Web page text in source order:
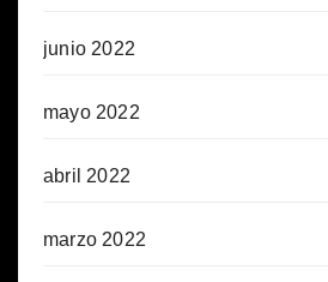
junio 2022
mayo 2022
abril 2022
marzo 2022